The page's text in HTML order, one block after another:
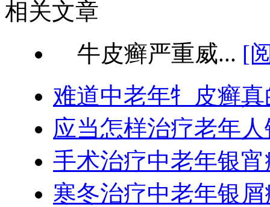
相关文章
牛皮癣严重威... [
难道中老年牜皮癣
应当怎样治疗老年
手术治疗中老年银
寒冬治疗中老年银